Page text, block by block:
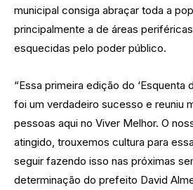
municipal consiga abraçar toda a
principalmente a de áreas
esquecidas pelo poder público.
“Essa primeira edição do ‘Esquenta
foi um verdadeiro sucesso e reuniu
pessoas aqui no Viver Melhor. O
atingido, trouxemos cultura para
seguir fazendo isso nas próximas
determinação do prefeito David